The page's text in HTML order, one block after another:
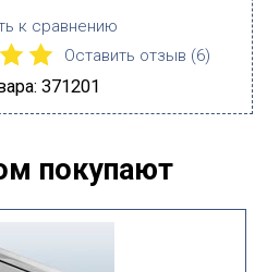
к сравнению
Оставить отзыв (6)
371201
покупают